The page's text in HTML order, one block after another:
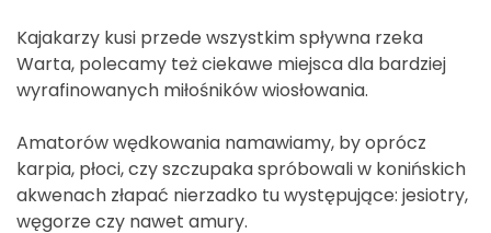
Kajakarzy kusi przede wszystkim spływna rzeka
Warta, polecamy też ciekawe miejsca dla bardziej
wyrafinowanych miłośników wiosłowania.
Amatorów wędkowania namawiamy, by oprócz
karpia, płoci, czy szczupaka spróbowali w konińskich
akwenach złapać nierzadko tu występujące: jesiotry,
węgorze czy nawet amury.